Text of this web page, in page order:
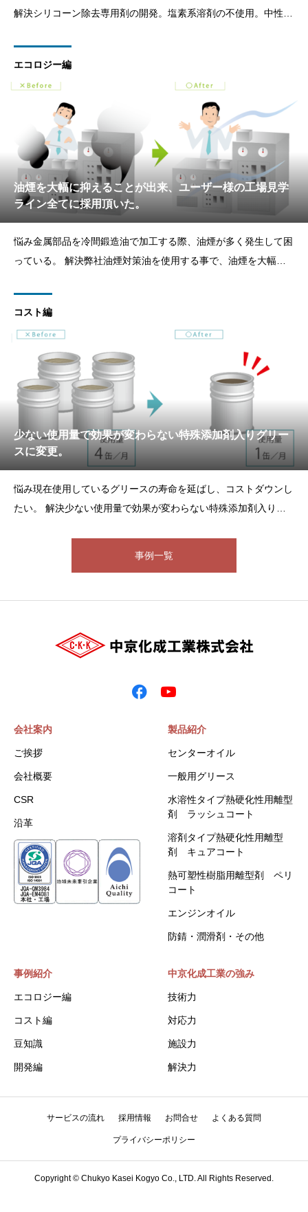
解決シリコーン除去専用剤の開発。塩素系溶剤の不使用。中性で
エコロジー編
油煙を大幅に抑えることが出来、ユーザー様の工場見学
ライン全てに採用頂いた。
悩み金属部品を冷間鍛造油で加工する際、油煙が多く発生して困
っている。 解決弊社油煙対策油を使用する事で、油煙を大幅に
コスト編
少ない使用量で効果が変わらない特殊添加剤入りグリー
スに変更。
悩み現在使用しているグリースの寿命を延ばし、コストダウンし
たい。 解決少ない使用量で効果が変わらない特殊添加剤入りグ
事例一覧
会社案内
ご挨拶
会社概要
CSR
沿革
製品紹介
センターオイル
一般用グリース
水溶性タイプ熱硬化性用離型
剤 ラッシュコート
溶剤タイプ熱硬化性用離型
剤 キュアコート
熱可塑性樹脂用離型剤 ペリ
コート
エンジンオイル
防錆・潤滑剤・その他
事例紹介
エコロジー編
コスト編
豆知識
開発編
中京化成工業の強み
技術力
対応力
施設力
解決力
サービスの流れ 採用情報 お問合せ よくある質問
プライバシーポリシー
Copyright © Chukyo Kasei Kogyo Co., LTD. All Rights Reserved.